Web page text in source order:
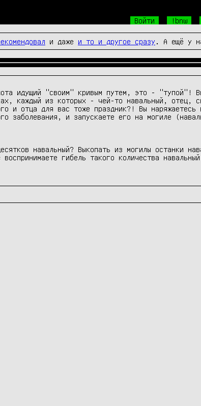
Войти !bnw
и даже и то и другое сразу . А ещё у
идущий "своим" кривым путем, это - "тупой"!
каждый из которых - чей-то навальный, отец,
и отца для вас тоже праздник?! Вы наряжаетесь
заболевания, и запускаете его на могиле
навальный? Выкопать из могилы останки
гибель такого количества